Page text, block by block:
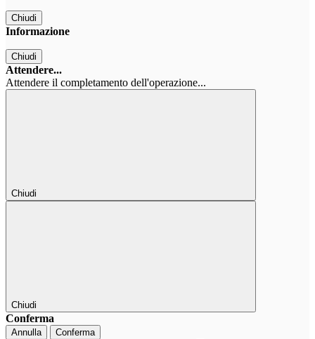
Chiudi
Informazione
Chiudi
Attendere...
Attendere il completamento dell'operazione...
Chiudi
Chiudi
Conferma
Annulla Conferma